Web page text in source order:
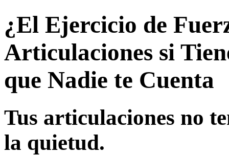
¿El Ejercicio de
Articulaciones si
que Nadie te Cuenta
Tus articulaciones no
la quietud.